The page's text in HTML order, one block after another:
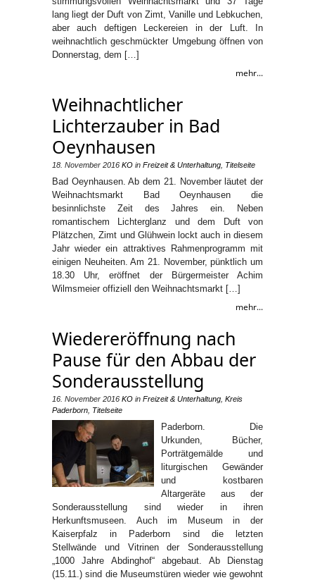
lang liegt der Duft von Zimt, Vanille und Lebkuchen,
aber auch deftigen Leckereien in der Luft. In
weihnachtlich geschmückter Umgebung öffnen von
Donnerstag, dem […]
mehr...
Weihnachtlicher
Lichterzauber in Bad
Oeynhausen
18. November 2016 KO in Freizeit & Unterhaltung Titelseite
Bad Oeynhausen. Ab dem 21. November läutet der
Weihnachtsmarkt Bad Oeynhausen die
besinnlichste Zeit des Jahres ein. Neben
romantischem Lichterglanz und dem Duft von
Plätzchen, Zimt und Glühwein lockt auch in diesem
Jahr wieder ein attraktives Rahmenprogramm mit
einigen Neuheiten. Am 21. November, pünktlich um
18.30 Uhr, eröffnet der Bürgermeister Achim
Wilmsmeier offiziell den Weihnachtsmarkt […]
mehr...
Wiedereröffnung nach
Pause für den Abbau der
Sonderausstellung
16. November 2016 KO in Freizeit & Unterhaltung Kreis
Paderborn Titelseite
Paderborn. Die
Urkunden, Bücher,
Porträtgemälde und
liturgischen Gewänder
und kostbaren
Altargeräte aus der
Sonderausstellung sind wieder in ihren
Herkunftsmuseen. Auch im Museum in der
Kaiserpfalz in Paderborn sind die letzten
Stellwände und Vitrinen der Sonderausstellung
„1000 Jahre Abdinghof“ abgebaut. Ab Dienstag
(15.11.) sind die Museumstüren wieder wie gewohnt